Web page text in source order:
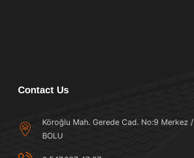
Contact Us
Köroğlu Mah. Gerede Cad. No:9 Merkez /
BOLU